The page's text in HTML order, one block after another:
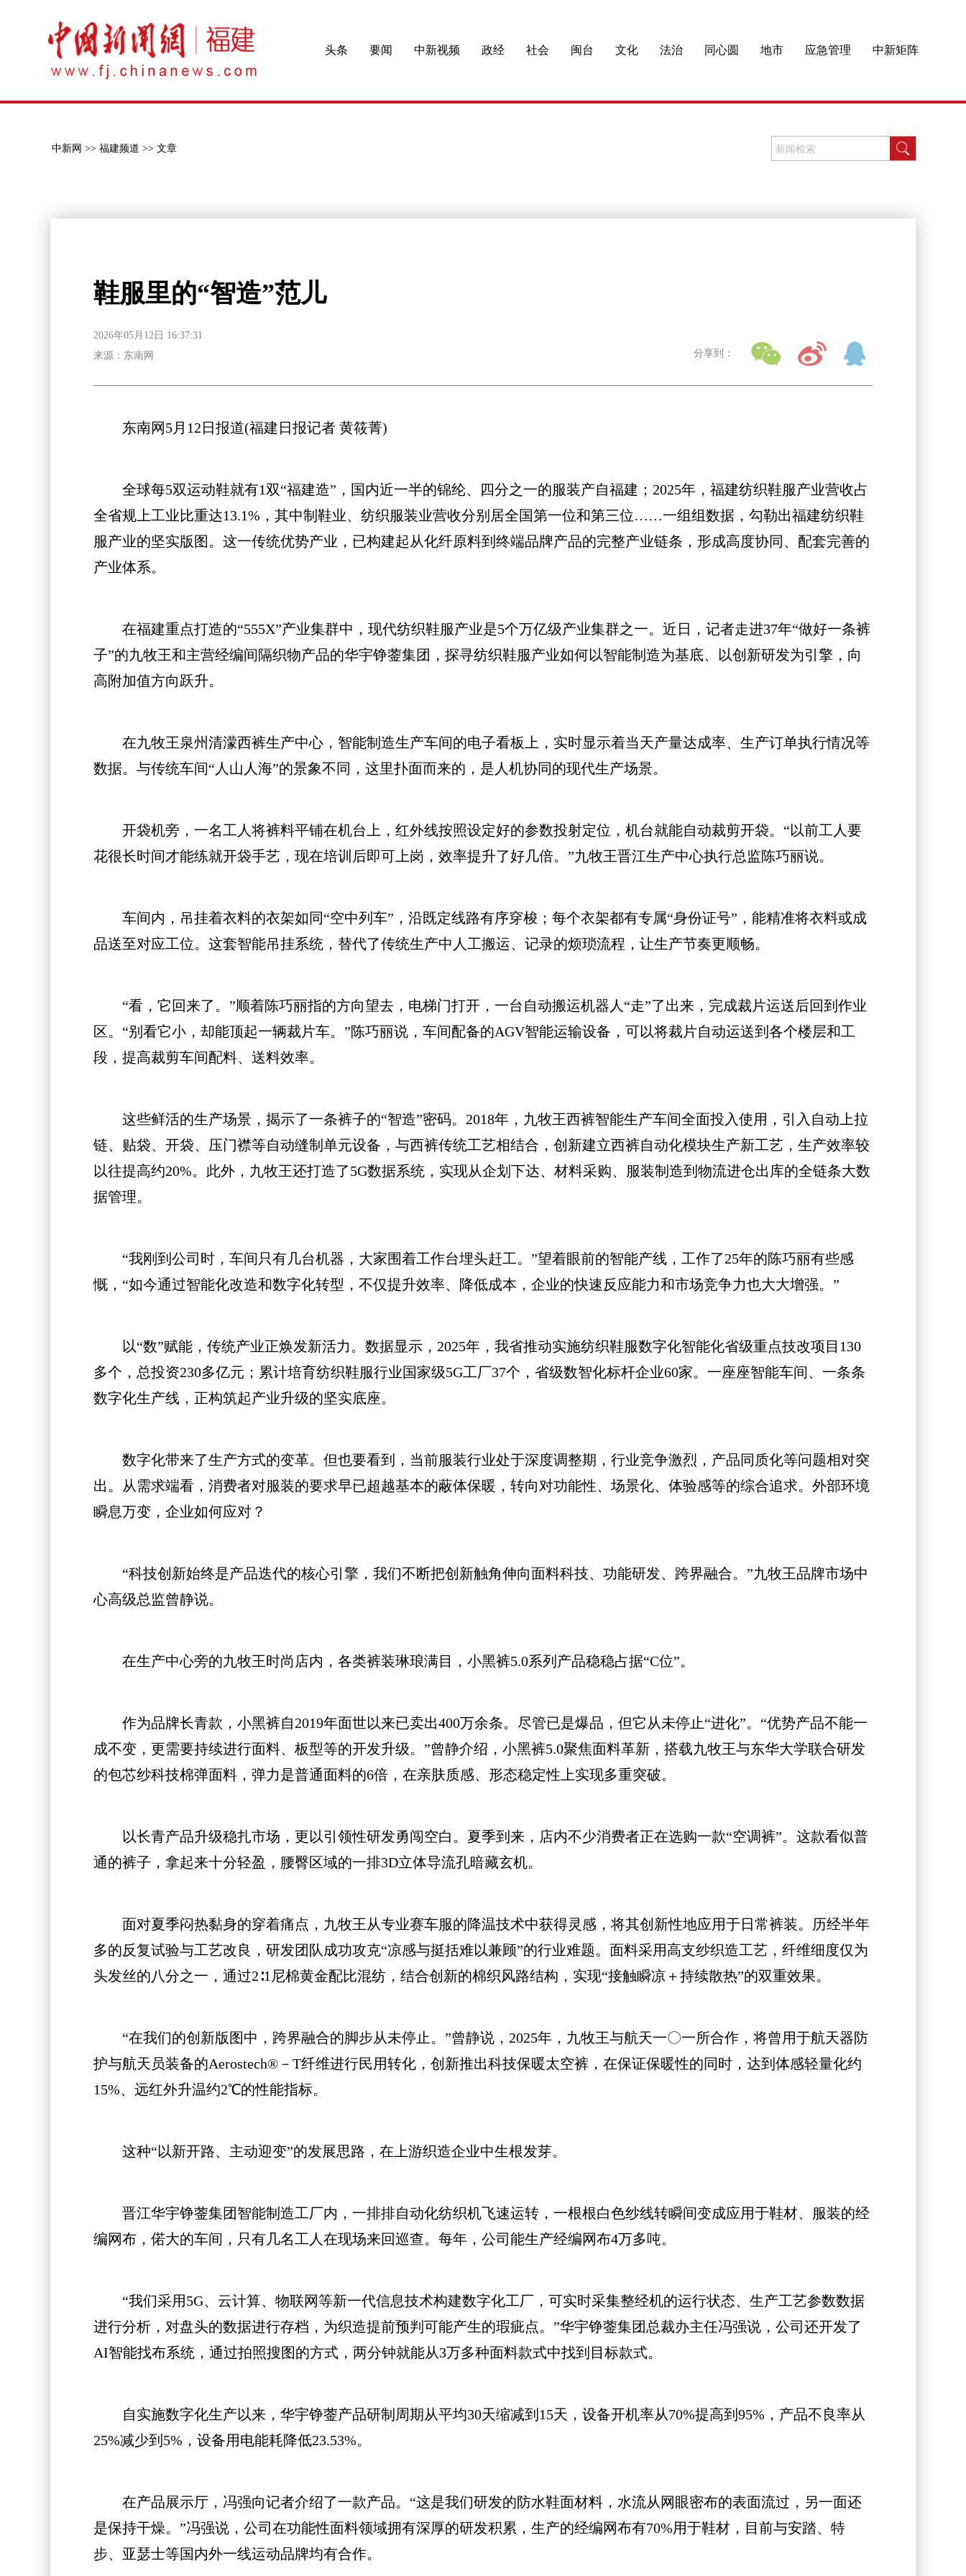
头条 要闻 中新视频 政经 社会 闽台 文化 法治 同心圆 地市 应急管理 中新矩阵
中新网 >> 福建频道 >> 文章
鞋服里的“智造”范儿
2026年05月12日 16:37:31
来源：东南网
分享到：
东南网5月12日报道(福建日报记者 黄筱菁)
全球每5双运动鞋就有1双“福建造”，国内近一半的锦纶、四分之一的服装产自福建；2025年，福建纺织鞋服产业营收占
全省规上工业比重达13.1%，其中制鞋业、纺织服装业营收分别居全国第一位和第三位……一组组数据，勾勒出福建纺织鞋
服产业的坚实版图。这一传统优势产业，已构建起从化纤原料到终端品牌产品的完整产业链条，形成高度协同、配套完善的
产业体系。
在福建重点打造的“555X”产业集群中，现代纺织鞋服产业是5个万亿级产业集群之一。近日，记者走进37年“做好一条裤
子”的九牧王和主营经编间隔织物产品的华宇铮蓥集团，探寻纺织鞋服产业如何以智能制造为基底、以创新研发为引擎，向
高附加值方向跃升。
在九牧王泉州清濛西裤生产中心，智能制造生产车间的电子看板上，实时显示着当天产量达成率、生产订单执行情况等
数据。与传统车间“人山人海”的景象不同，这里扑面而来的，是人机协同的现代生产场景。
开袋机旁，一名工人将裤料平铺在机台上，红外线按照设定好的参数投射定位，机台就能自动裁剪开袋。“以前工人要
花很长时间才能练就开袋手艺，现在培训后即可上岗，效率提升了好几倍。”九牧王晋江生产中心执行总监陈巧丽说。
车间内，吊挂着衣料的衣架如同“空中列车”，沿既定线路有序穿梭；每个衣架都有专属“身份证号”，能精准将衣料或成
品送至对应工位。这套智能吊挂系统，替代了传统生产中人工搬运、记录的烦琐流程，让生产节奏更顺畅。
“看，它回来了。”顺着陈巧丽指的方向望去，电梯门打开，一台自动搬运机器人“走”了出来，完成裁片运送后回到作业
区。“别看它小，却能顶起一辆裁片车。”陈巧丽说，车间配备的AGV智能运输设备，可以将裁片自动运送到各个楼层和工
段，提高裁剪车间配料、送料效率。
这些鲜活的生产场景，揭示了一条裤子的“智造”密码。2018年，九牧王西裤智能生产车间全面投入使用，引入自动上拉
链、贴袋、开袋、压门襟等自动缝制单元设备，与西裤传统工艺相结合，创新建立西裤自动化模块生产新工艺，生产效率较
以往提高约20%。此外，九牧王还打造了5G数据系统，实现从企划下达、材料采购、服装制造到物流进仓出库的全链条大数
据管理。
“我刚到公司时，车间只有几台机器，大家围着工作台埋头赶工。”望着眼前的智能产线，工作了25年的陈巧丽有些感
慨，“如今通过智能化改造和数字化转型，不仅提升效率、降低成本，企业的快速反应能力和市场竞争力也大大增强。”
以“数”赋能，传统产业正焕发新活力。数据显示，2025年，我省推动实施纺织鞋服数字化智能化省级重点技改项目130
多个，总投资230多亿元；累计培育纺织鞋服行业国家级5G工厂37个，省级数智化标杆企业60家。一座座智能车间、一条条
数字化生产线，正构筑起产业升级的坚实底座。
数字化带来了生产方式的变革。但也要看到，当前服装行业处于深度调整期，行业竞争激烈，产品同质化等问题相对突
出。从需求端看，消费者对服装的要求早已超越基本的蔽体保暖，转向对功能性、场景化、体验感等的综合追求。外部环境
瞬息万变，企业如何应对？
“科技创新始终是产品迭代的核心引擎，我们不断把创新触角伸向面料科技、功能研发、跨界融合。”九牧王品牌市场中
心高级总监曾静说。
在生产中心旁的九牧王时尚店内，各类裤装琳琅满目，小黑裤5.0系列产品稳稳占据“C位”。
作为品牌长青款，小黑裤自2019年面世以来已卖出400万余条。尽管已是爆品，但它从未停止“进化”。“优势产品不能一
成不变，更需要持续进行面料、板型等的开发升级。”曾静介绍，小黑裤5.0聚焦面料革新，搭载九牧王与东华大学联合研发
的包芯纱科技棉弹面料，弹力是普通面料的6倍，在亲肤质感、形态稳定性上实现多重突破。
以长青产品升级稳扎市场，更以引领性研发勇闯空白。夏季到来，店内不少消费者正在选购一款“空调裤”。这款看似普
通的裤子，拿起来十分轻盈，腰臀区域的一排3D立体导流孔暗藏玄机。
面对夏季闷热黏身的穿着痛点，九牧王从专业赛车服的降温技术中获得灵感，将其创新性地应用于日常裤装。历经半年
多的反复试验与工艺改良，研发团队成功攻克“凉感与挺括难以兼顾”的行业难题。面料采用高支纱织造工艺，纤维细度仅为
头发丝的八分之一，通过2∶1尼棉黄金配比混纺，结合创新的棉织风路结构，实现“接触瞬凉＋持续散热”的双重效果。
“在我们的创新版图中，跨界融合的脚步从未停止。”曾静说，2025年，九牧王与航天一〇一所合作，将曾用于航天器防
护与航天员装备的Aerostech®－T纤维进行民用转化，创新推出科技保暖太空裤，在保证保暖性的同时，达到体感轻量化约
15%、远红外升温约2℃的性能指标。
这种“以新开路、主动迎变”的发展思路，在上游织造企业中生根发芽。
晋江华宇铮蓥集团智能制造工厂内，一排排自动化纺织机飞速运转，一根根白色纱线转瞬间变成应用于鞋材、服装的经
编网布，偌大的车间，只有几名工人在现场来回巡查。每年，公司能生产经编网布4万多吨。
“我们采用5G、云计算、物联网等新一代信息技术构建数字化工厂，可实时采集整经机的运行状态、生产工艺参数数据
进行分析，对盘头的数据进行存档，为织造提前预判可能产生的瑕疵点。”华宇铮蓥集团总裁办主任冯强说，公司还开发了
AI智能找布系统，通过拍照搜图的方式，两分钟就能从3万多种面料款式中找到目标款式。
自实施数字化生产以来，华宇铮蓥产品研制周期从平均30天缩减到15天，设备开机率从70%提高到95%，产品不良率从
25%减少到5%，设备用电能耗降低23.53%。
在产品展示厅，冯强向记者介绍了一款产品。“这是我们研发的防水鞋面材料，水流从网眼密布的表面流过，另一面还
是保持干燥。”冯强说，公司在功能性面料领域拥有深厚的研发积累，生产的经编网布有70%用于鞋材，目前与安踏、特
步、亚瑟士等国内外一线运动品牌均有合作。